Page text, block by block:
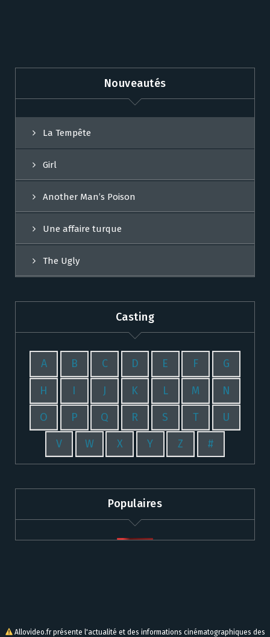
Nouveautés
La Tempête
Girl
Another Man’s Poison
Une affaire turque
The Ugly
Casting
A B C D E F G
H I J K L M N
O P Q R S T U
V W X Y Z #
Populaires
Allovideo.fr présente l'actualité et des informations cinématographiques des